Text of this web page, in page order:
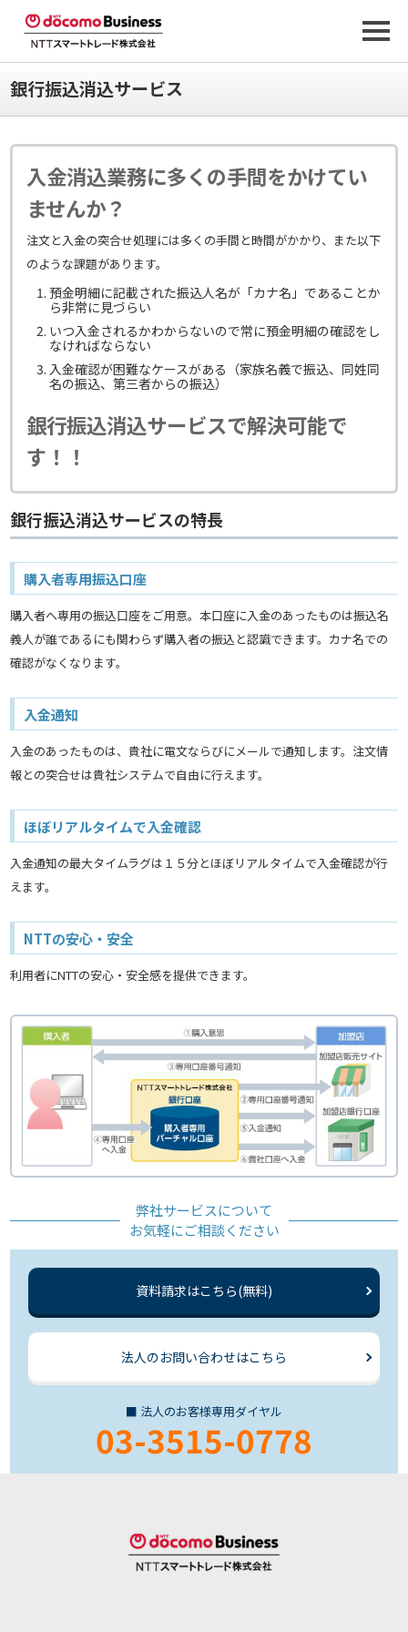
銀行振込消込サービス
入金消込業務に多くの手間をかけてい
ませんか？
注文と入金の突合せ処理には多くの手間と時間がかかり、また以下
のような課題があります。
預金明細に記載された振込人名が「カナ名」であることか
ら非常に見づらい
いつ入金されるかわからないので常に預金明細の確認をし
なければならない
入金確認が困難なケースがある（家族名義で振込、同姓同
名の振込、第三者からの振込）
銀行振込消込サービスで解決可能で
す！！
銀行振込消込サービスの特長
購入者専用振込口座
購入者へ専用の振込口座をご用意。本口座に入金のあったものは振込名
義人が誰であるにも関わらず購入者の振込と認識できます。カナ名での
確認がなくなります。
入金通知
入金のあったものは、貴社に電文ならびにメールで通知します。注文情
報との突合せは貴社システムで自由に行えます。
ほぼリアルタイムで入金確認
入金通知の最大タイムラグは１５分とほぼリアルタイムで入金確認が行
えます。
NTTの安心・安全
利用者にNTTの安心・安全感を提供できます。
弊社サービスについて
お気軽にご相談ください
資料請求はこちら(無料)
法人のお問い合わせはこちら
■ 法人のお客様専用ダイヤル
03-3515-0778